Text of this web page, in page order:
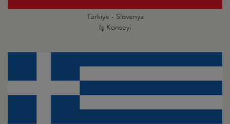
Türkiye - Slovenya
İş Konseyi